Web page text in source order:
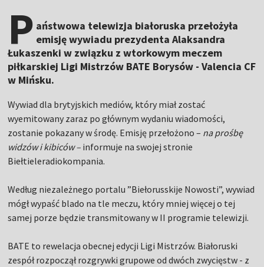
P aństwowa telewizja białoruska przełożyła
emisję wywiadu prezydenta Alaksandra
Łukaszenki w związku z wtorkowym meczem
piłkarskiej Ligi Mistrzów BATE Borysów - Valencia CF
w Mińsku.
Wywiad dla brytyjskich mediów, który miał zostać
wyemitowany zaraz po głównym wydaniu wiadomości,
zostanie pokazany w środę. Emisję przełożono – na prośbę
widzów i kibiców – informuje na swojej stronie
Biełtieleradiokompania.
Według niezależnego portalu ”Biełorusskije Nowosti”, wywiad
mógł wypaść blado na tle meczu, który mniej więcej o tej
samej porze będzie transmitowany w II programie telewizji.
BATE to rewelacja obecnej edycji Ligi Mistrzów. Białoruski
zespół rozpoczął rozgrywki grupowe od dwóch zwycięstw - z